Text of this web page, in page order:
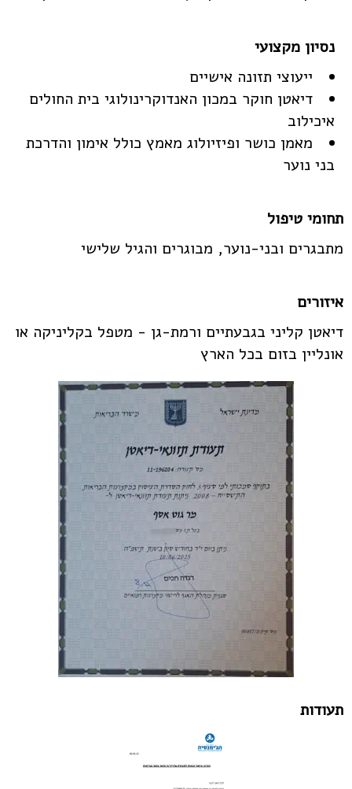
ייעוצי תזונה אישיים
דיאטן חוקר במכון האנדוקרינולוגי בית החולים
איכילוב
מאמן כושר ופיזיולוג מאמץ כולל אימון והדרכת
בני נוער
תחומי טיפול
מתבגרים ובני-נוער, מבוגרים והגיל שלישי
איזורים
דיאטן קליני בגבעתיים ורמת-גן - מטפל בקליניקה או
אונליין בזום בכל הארץ
תעודות